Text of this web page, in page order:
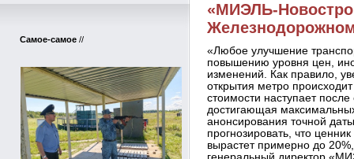
Самое-самое //
«МИЭЛЬ-
«Любое улучшение
повышению уровня цен,
изменений. Как правило,
открытия метро
стоимости наступает
достигающая
анонсирования точной
прогнозировать, что
вырастет примерно до